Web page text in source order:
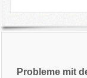
Probleme mit